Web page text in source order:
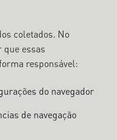
coletados. No
essas
responsável:
do navegador
de navegação